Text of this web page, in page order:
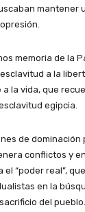
mantener
memoria de la
a la
la vida, que
egipcia.
de dominación
conflictos y
“poder real”,
en la
del